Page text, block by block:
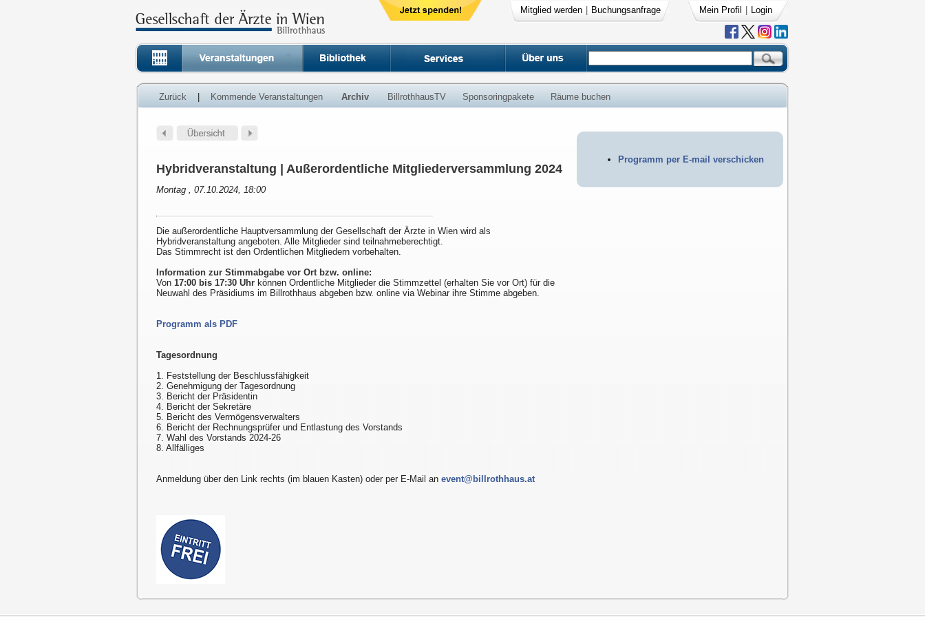
Mitglied werden Buchungsanfrage Mein Profil Login
Zurück Kommende Veranstaltungen Archiv BillrothhausTV Sponsoringpakete Räume buchen
Programm per E-mail verschicken
Hybridveranstaltung | Außerordentliche Mitgliederversammlung 2024
Montag , 07.10.2024, 18:00
Die außerordentliche Hauptversammlung der Gesellschaft der Ärzte in Wien wird als
Hybridveranstaltung angeboten. Alle Mitglieder sind teilnahmeberechtigt.
Das Stimmrecht ist den Ordentlichen Mitgliedern vorbehalten.
Information zur Stimmabgabe vor Ort bzw. online:
Von 17:00 bis 17:30 Uhr können Ordentliche Mitglieder die Stimmzettel (erhalten Sie vor Ort) für die
Neuwahl des Präsidiums im Billrothhaus abgeben bzw. online via Webinar ihre Stimme abgeben.
Programm als PDF
Tagesordnung
1. Feststellung der Beschlussfähigkeit
2. Genehmigung der Tagesordnung
3. Bericht der Präsidentin
4. Bericht der Sekretäre
5. Bericht des Vermögensverwalters
6. Bericht der Rechnungsprüfer und Entlastung des Vorstands
7. Wahl des Vorstands 2024-26
8. Allfälliges
Anmeldung über den Link rechts (im blauen Kasten) oder per E-Mail an event@billrothhaus.at